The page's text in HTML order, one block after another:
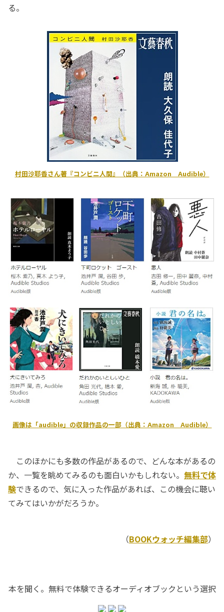
る。
村田沙耶香さん著『コンビニ人間』（出典：Amazon Audible）
画像は「audible」の収録作品の一部（出典：Amazon Audible）
このほかにも多数の作品があるので、どんな本があるの
か、一覧を眺めてみるのも面白いかもしれない。 無料で体
験できるので、気に入った作品があれば、この機会に聴い
てみてはいかがだろうか。
（BOOKウォッチ編集部）
本を聞く。無料で体験できるオーディオブックという選択